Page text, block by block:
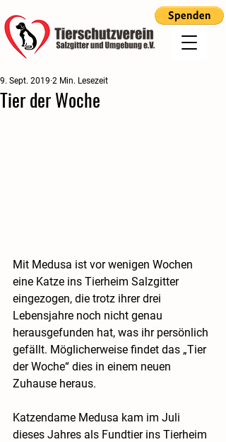
Tier der Woche
9. Sept. 2019 2 Min. Lesezeit
Mit Medusa ist vor wenigen Wochen
eine Katze ins Tierheim Salzgitter
eingezogen, die trotz ihrer drei
Lebensjahre noch nicht genau
herausgefunden hat, was ihr persönlich
gefällt. Möglicherweise findet das „Tier
der Woche“ dies in einem neuen
Zuhause heraus.
Katzendame Medusa kam im Juli
dieses Jahres als Fundtier ins Tierheim